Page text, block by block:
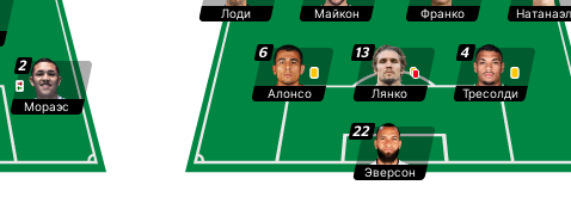
2
Мораэс
6
Алонсо
Лоди
4
Тресолди
22
Эверсон
Франко
Майкон
13
Лянко
Натанаэл